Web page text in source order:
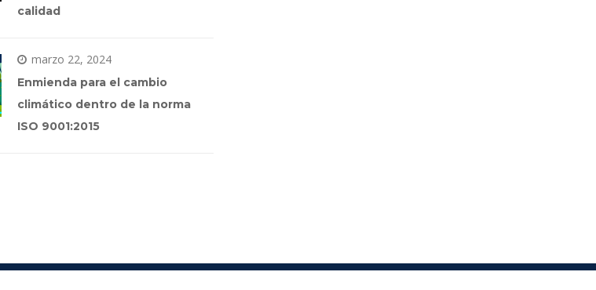
calidad
marzo 22, 2024
Enmienda para el cambio
climático dentro de la norma
ISO 9001:2015